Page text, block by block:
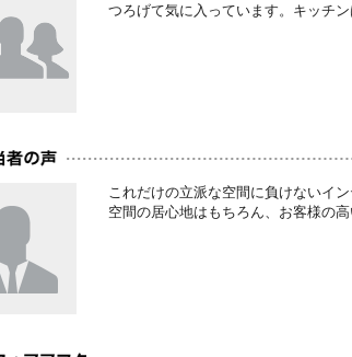
つろげて気に入っています。キッチ
これだけの立派な空間に負けないイ
空間の居心地はもちろん、お客様の